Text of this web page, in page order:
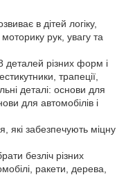
в дітей логіку,
рук, увагу та
деталей різних форм і
трапеції,
деталі: основи для
для автомобілів і
які забезпечують міцну
безліч різних
ракети, дерева,